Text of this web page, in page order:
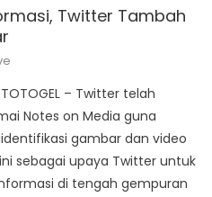
Twitter Tambah
– Twitter telah
Notes on Media guna
gambar dan video
sebagai upaya Twitter untuk
di tengah gempuran